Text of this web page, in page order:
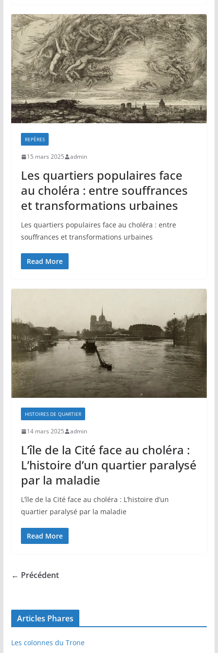
REPÈRES
15 mars 2025 admin
Les quartiers populaires face
au choléra : entre souffrances
et transformations urbaines
Les quartiers populaires face au choléra : entre
souffrances et transformations urbaines
Read More
HISTOIRES DE QUARTIER
14 mars 2025 admin
L’île de la Cité face au choléra :
L’histoire d’un quartier paralysé
par la maladie
L’île de la Cité face au choléra : L’histoire d’un
quartier paralysé par la maladie
Read More
← Précédent
Articles Phares
Les colonnes du Trone